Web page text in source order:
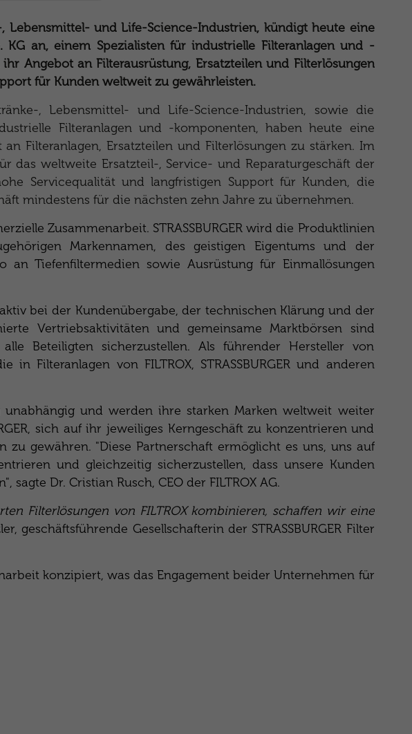
Lebensmittel- und Life-Science-Industrien, kündigt heute eine
KG an, einem Spezialisten für industrielle Filteranlagen und -
Angebot an Filterausrüstung, Ersatzteilen und Filterlösungen
für Kunden weltweit zu gewährleisten.
, Lebensmittel- und Life-Science-Industrien, sowie die
Filteranlagen und -komponenten, haben heute eine
Filteranlagen, Ersatzteilen und Filterlösungen zu stärken. Im
das weltweite Ersatzteil-, Service- und Reparaturgeschäft der
Servicequalität und langfristigen Support für Kunden, die
mindestens für die nächsten zehn Jahre zu übernehmen.
Zusammenarbeit. STRASSBURGER wird die Produktlinien
Markennamen, des geistigen Eigentums und der
an Tiefenfiltermedien sowie Ausrüstung für Einmallösungen
bei der Kundenübergabe, der technischen Klärung und der
Vertriebsaktivitäten und gemeinsame Marktbörsen sind
Beteiligten sicherzustellen. Als führender Hersteller von
Filteranlagen von FILTROX, STRASSBURGER und anderen
und werden ihre starken Marken weltweit weiter
sich auf ihr jeweiliges Kerngeschäft zu konzentrieren und
gewähren. "Diese Partnerschaft ermöglicht es uns, uns auf
und gleichzeitig sicherzustellen, dass unsere Kunden
Dr. Cristian Rusch, CEO der FILTROX AG.
Filterlösungen von FILTROX kombinieren, schaffen wir eine
geschäftsführende Gesellschafterin der STRASSBURGER Filter
konzipiert, was das Engagement beider Unternehmen für